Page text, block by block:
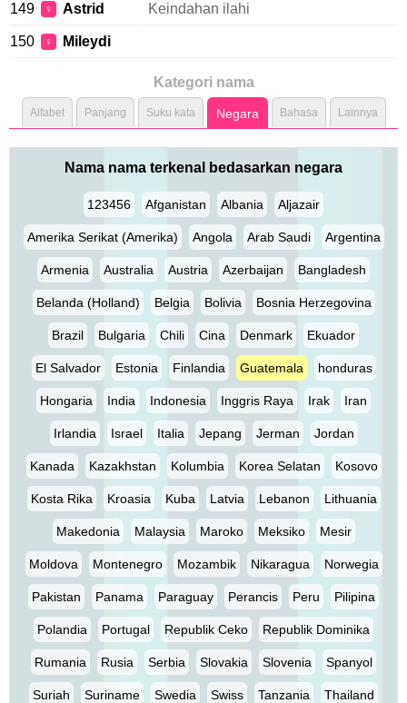
149 ♀ Astrid Keindahan ilahi
150 ♀ Mileydi
Kategori nama
Alfabet Panjang Suku kata Negara Bahasa Lainnya
Nama nama terkenal bedasarkan negara
123456 Afganistan Albania Aljazair
Amerika Serikat (Amerika) Angola Arab Saudi Argentina
Armenia Australia Austria Azerbaijan Bangladesh
Belanda (Holland) Belgia Bolivia Bosnia Herzegovina
Brazil Bulgaria Chili Cina Denmark Ekuador
El Salvador Estonia Finlandia Guatemala honduras
Hongaria India Indonesia Inggris Raya Irak Iran
Irlandia Israel Italia Jepang Jerman Jordan
Kanada Kazakhstan Kolumbia Korea Selatan Kosovo
Kosta Rika Kroasia Kuba Latvia Lebanon Lithuania
Makedonia Malaysia Maroko Meksiko Mesir
Moldova Montenegro Mozambik Nikaragua Norwegia
Pakistan Panama Paraguay Perancis Peru Pilipina
Polandia Portugal Republik Ceko Republik Dominika
Rumania Rusia Serbia Slovakia Slovenia Spanyol
Suriah Suriname Swedia Swiss Tanzania Thailand